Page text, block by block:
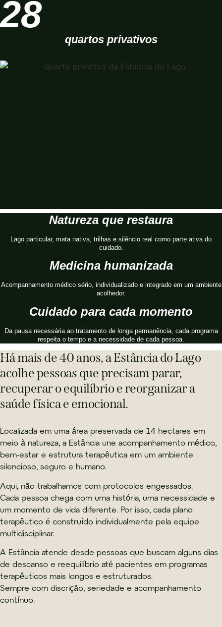
28
quartos privativos
Natureza que restaura
Lago particular, mata nativa, trilhas e silêncio real como parte ativa do
cuidado.
Medicina humanizada
Acompanhamento médico sério, individualizado e integrado em um ambiente
acolhedor.
Cuidado para cada momento
Da pausa necessária ao tratamento de longa permanência, cada programa
respeita o tempo e a necessidade de cada pessoa.
Há mais de 40 anos, a Estância do Lago
acolhe pessoas que precisam parar,
recuperar o equilíbrio e reorganizar a
saúde física e emocional.
Localizada em uma área preservada de 14 hectares em
meio à natureza, a Estância une acompanhamento médico,
bem-estar e estrutura terapêutica em um ambiente
silencioso, seguro e humano.
Aqui, não trabalhamos com protocolos engessados.
Cada pessoa chega com uma história, uma necessidade e
um momento de vida diferente. Por isso, cada plano
terapêutico é construído individualmente pela equipe
multidisciplinar.
A Estância atende desde pessoas que buscam alguns dias
de descanso e reequilíbrio até pacientes em programas
terapêuticos mais longos e estruturados.
Sempre com discrição, seriedade e acompanhamento
contínuo.